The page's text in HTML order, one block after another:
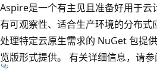
Aspire是一个有主见且准备好用于云
有可观察性、适合生产环境的分布
处理特定云原生需求的 NuGet 包提
览版形式提供。 有关详细信息，请参